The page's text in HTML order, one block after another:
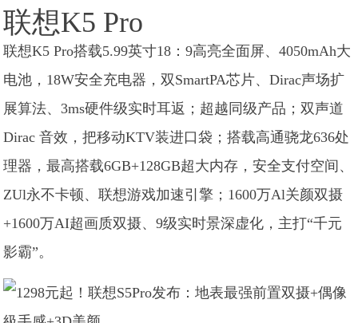
联想K5 Pro
联想K5 Pro搭载5.99英寸18：9高亮全面屏、4050mAh大
电池，18W安全充电器，双SmartPA芯片、Dirac声场扩
展算法、3ms硬件级实时耳返；超越同级产品；双声道
Dirac 音效，把移动KTV装进口袋；搭载高通骁龙636处
理器，最高搭载6GB+128GB超大内存，安全支付空间、
ZUl永不卡顿、联想游戏加速引擎；1600万Al关颜双摄
+1600万AI超画质双摄、9级实时景深虚化，主打“千元
影霸”。